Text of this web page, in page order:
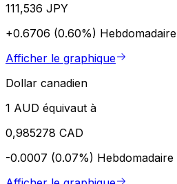
111,536 JPY
+0.6706 (0.60%) Hebdomadaire
Afficher le graphique
Dollar canadien
1 AUD équivaut à
0,985278 CAD
-0.0007 (0.07%) Hebdomadaire